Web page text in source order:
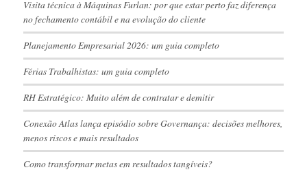
Visita técnica à Máquinas Furlan: por que estar perto faz diferença
no fechamento contábil e na evolução do cliente
Planejamento Empresarial 2026: um guia completo
Férias Trabalhistas: um guia completo
RH Estratégico: Muito além de contratar e demitir
Conexão Atlas lança episódio sobre Governança: decisões melhores,
menos riscos e mais resultados
Como transformar metas em resultados tangíveis?